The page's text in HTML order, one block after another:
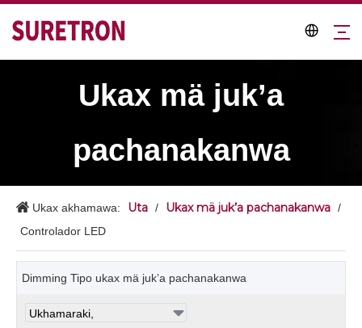
Ukax mä juk’a
pachanakanwa
Ukax akhamawa: Uta / Ukax mä juk’a pachanakanwa /
Controlador LED
Dimming Tipo ukax mä juk’a pachanakanwa